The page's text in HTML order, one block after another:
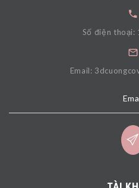
Số điện thoại:
Email: